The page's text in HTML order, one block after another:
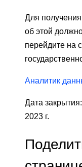
Для
об этой
перейдите на
Аналитик
Дата
2023 г.